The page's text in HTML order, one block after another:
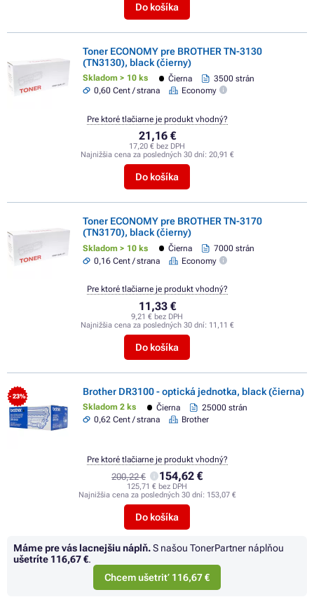
Do košíka
Toner ECONOMY pre BROTHER TN-3130
(TN3130), black (čierny)
Skladom > 10 ks Čierna
3500 strán
0,60 Cent / strana
Economy
21,16 €
17,20 € bez DPH
Najnižšia cena za posledných 30 dní: 20,91 €
Do košíka
Pre ktoré tlačiarne je produkt vhodný?
Toner ECONOMY pre BROTHER TN-3170
(TN3170), black (čierny)
Skladom > 10 ks Čierna
7000 strán
0,16 Cent / strana
Economy
11,33 €
9,21 € bez DPH
Najnižšia cena za posledných 30 dní: 11,11 €
Do košíka
Pre ktoré tlačiarne je produkt vhodný?
- 23% Brother DR3100 - optická jednotka, black (čierna)
Skladom 2 ks Čierna
25000 strán
0,62 Cent / strana
Brother
200,22 € 154,62 €
125,71 € bez DPH
Najnižšia cena za posledných 30 dní: 153,07 €
Do košíka
Pre ktoré tlačiarne je produkt vhodný?
Máme pre vás lacnejšiu náplň.S našou TonerPartner náplňou
ušetríte 116,67 €.
Chcem ušetriť 116,67 €